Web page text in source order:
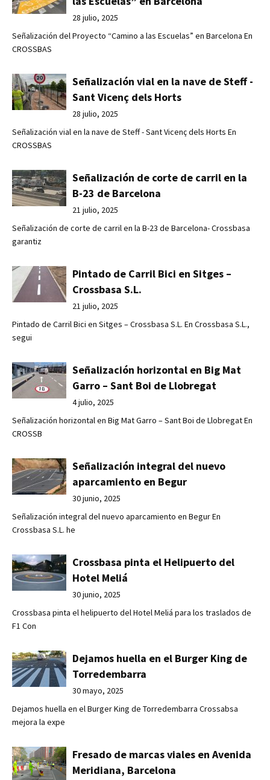
28 julio, 2025
Señalización del Proyecto “Camino a las Escuelas” en Barcelona En
CROSSBAS
Señalización vial en la nave de Steff -
Sant Vicenç dels Horts
28 julio, 2025
Señalización vial en la nave de Steff - Sant Vicenç dels Horts En
CROSSBAS
Señalización de corte de carril en la
B-23 de Barcelona
21 julio, 2025
Señalización de corte de carril en la B-23 de Barcelona- Crossbasa
garantiz
Pintado de Carril Bici en Sitges –
Crossbasa S.L.
21 julio, 2025
Pintado de Carril Bici en Sitges – Crossbasa S.L. En Crossbasa S.L.,
segui
Señalización horizontal en Big Mat
Garro – Sant Boi de Llobregat
4 julio, 2025
Señalización horizontal en Big Mat Garro – Sant Boi de Llobregat En
CROSSB
Señalización integral del nuevo
aparcamiento en Begur
30 junio, 2025
Señalización integral del nuevo aparcamiento en Begur En
Crossbasa S.L. he
Crossbasa pinta el Helipuerto del
Hotel Meliá
30 junio, 2025
Crossbasa pinta el helipuerto del Hotel Meliá para los traslados de
F1 Con
Dejamos huella en el Burger King de
Torredembarra
30 mayo, 2025
Dejamos huella en el Burger King de Torredembarra Crossabsa
mejora la expe
Fresado de marcas viales en Avenida
Meridiana, Barcelona